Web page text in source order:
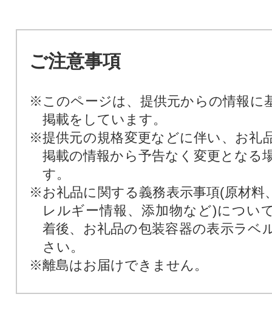
ご注意事項
※このページは、提供元からの情報に
掲載をしています。
※提供元の規格変更などに伴い、お礼
掲載の情報から予告なく変更となる
す。
※お礼品に関する義務表示事項(原材料
レルギー情報、添加物など)につい
着後、お礼品の包装容器の表示ラベ
さい。
※離島はお届けできません。